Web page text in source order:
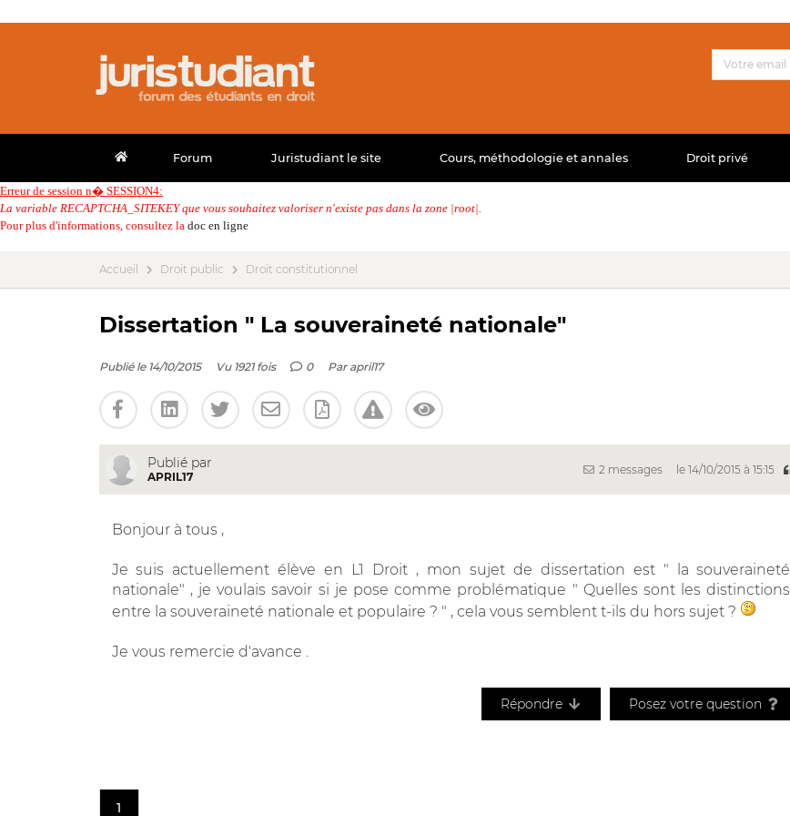
Forum Juristudiant le site Cours, méthodologie et annales Droit privé
Erreur de session n� SESSION4:
La variable RECAPTCHA_SITEKEY que vous souhaitez valoriser n'existe pas dans la zone |root|.
Pour plus d'informations, consultez la doc en ligne
Accueil Droit public Droit constitutionnel
Dissertation " La souveraineté nationale"
Publié le 14/10/2015 Vu 1921 fois 0 Par april17
Publié par
APRIL17
2 messages le 14/10/2015 à 15:15
Bonjour à tous ,
Je suis actuellement élève en L1 Droit , mon sujet de dissertation est " la souveraineté
nationale" , je voulais savoir si je pose comme problématique " Quelles sont les distinctions
entre la souveraineté nationale et populaire ? " , cela vous semblent t-ils du hors sujet ?
Je vous remercie d'avance .
Répondre Posez votre question
1